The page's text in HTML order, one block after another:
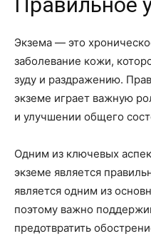
Экзема — это
заболевание кожи,
зуду и раздражению.
экземе играет важную
и улучшении общего
Одним из ключевых
экземе является
является одним из
поэтому важно
предотвратить